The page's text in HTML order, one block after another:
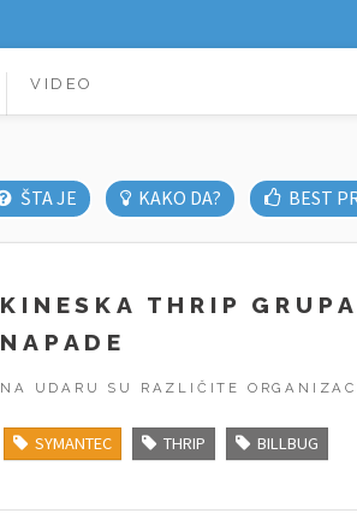
VIDEO
ŠTA JE KAKO DA? BEST
KINESKA THRIP
NAPADE
NA UDARU SU RAZLIČITE
SYMANTEC THRIP BILLBUG